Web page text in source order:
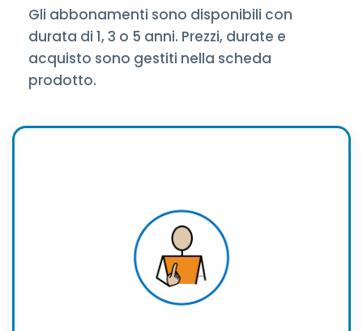
Gli abbonamenti sono disponibili con
durata di 1, 3 o 5 anni. Prezzi, durate e
acquisto sono gestiti nella scheda
prodotto.